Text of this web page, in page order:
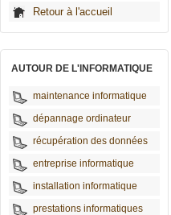
Retour à l'accueil
AUTOUR DE L'INFORMATIQUE
maintenance informatique
dépannage ordinateur
récupération des données
entreprise informatique
installation informatique
prestations informatiques